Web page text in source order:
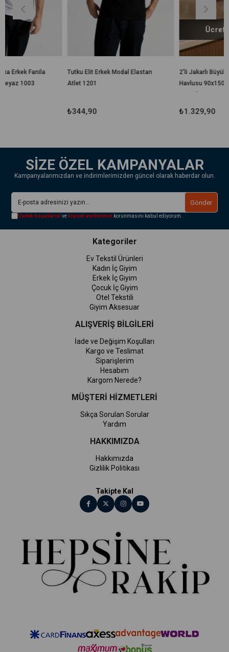
Tutku Elit Erkek Modal Elastan
Atlet 1201
2'li Jakarlı Büyük Boy Banyo
Havlusu 90x150 Cm %100
Ücretsiz Kargo
SİZE ÖZEL KAMPANYALAR
Kampanyalarımızdan ve indirimlerimizden güncel olarak haberdar olun.
Gönder
Üyelik koşullarını ve kişisel verilerimin korunmasını kabul ediyorum.
Kategoriler
Ev Tekstil Ürünleri
Kadın İç Giyim
Erkek İç Giyim
Çocuk İç Giyim
Otel Tekstili
Giyim Aksesuar
ALIŞVERİŞ BİLGİLERİ
İade ve Değişim Koşulları
Kargo ve Teslimat
Siparişlerim
Hesabım
Kargom Nerede?
MÜŞTERİ HİZMETLERİ
Sıkça Sorulan Sorular
Yardım
HAKKIMIZDA
Hakkımızda
Gizlilik Politikası
Takipte Kal